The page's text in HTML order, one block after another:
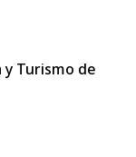
Turismo de